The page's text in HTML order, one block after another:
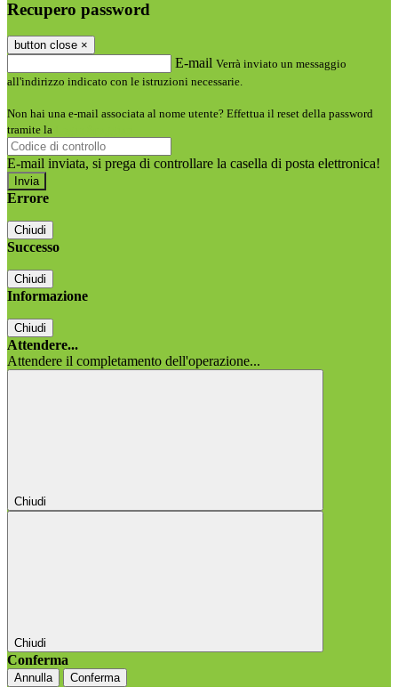
Recupero password
button close ×
E-mail Verrà inviato un messaggio
all'indirizzo indicato con le istruzioni necessarie.
Non hai una e-mail associata al nome utente? Effettua il reset della password
tramite la
E-mail inviata, si prega di controllare la casella di posta elettronica!
Errore
Chiudi
Successo
Chiudi
Informazione
Chiudi
Attendere...
Attendere il completamento dell'operazione...
Chiudi
Chiudi
Conferma
Annulla Conferma